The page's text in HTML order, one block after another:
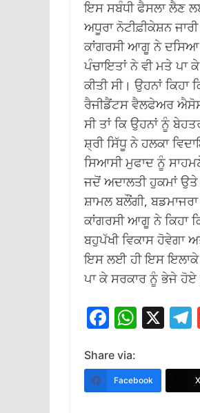
ਇਸ ਸਬੰਧੀ ਫੈਸਲਾ ਲੈਣ
ਅਧੂਰਾ ਨੋਟੀਫ਼ੀਕੇਸ਼ਨ
ਕਾਂਗਰਸੀ ਆਗੂ ਨੇ ਦਸਿਆ
ਪੰਚਾਇਤਾਂ ਨੇ ਵੀ ਮਤੇ ਪਾ
ਕੀਤੀ ਸੀ। ਉਹਨਾਂ
ਰੈਜੀਡੈਂਟਸ ਵੈਲਫੇਅਰ
ਸੀ ਤਾਂ ਕਿ ਉਹਨਾਂ ਨੂੰ
ਸ਼੍ਰੀ ਸਿੱਧੂ ਨੇ ਹਲਕਾ
ਸਿਆਸੀ ਮੁਫਾਦ ਨੂੰ
ਜਦੋਂ ਅਦਾਲਤੀ ਹੁਕਮਾਂ
ਸ਼ਾਮਲ ਬਲੌਂਗੀ,
ਕਾਂਗਰਸੀ ਆਗੂ ਨੇ ਕਿਹਾ
ਬਹੁਪੱਖੀ ਵਿਕਾਸ ਹੋਵੇਗਾ
ਇਸ ਲਈ ਹੀ ਇਸ ਇਲਾਕੇ
ਪਾ ਕੇ ਸਰਕਾਰ ਨੂੰ ਭੇਜੇ ਹੋਏ
F
e
b
W
at
s
X
Share via:
Facebook